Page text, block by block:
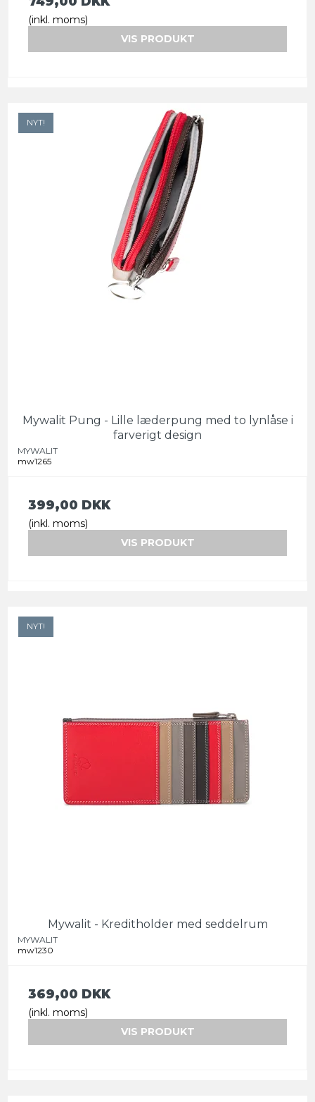
(inkl. moms)
VIS PRODUKT
NYT!
Mywalit Pung - Lille læderpung med to lynlåse i
farverigt design
MYWALIT
mw1265
399,00 DKK
(inkl. moms)
VIS PRODUKT
NYT!
Mywalit - Kreditholder med seddelrum
MYWALIT
mw1230
369,00 DKK
(inkl. moms)
VIS PRODUKT